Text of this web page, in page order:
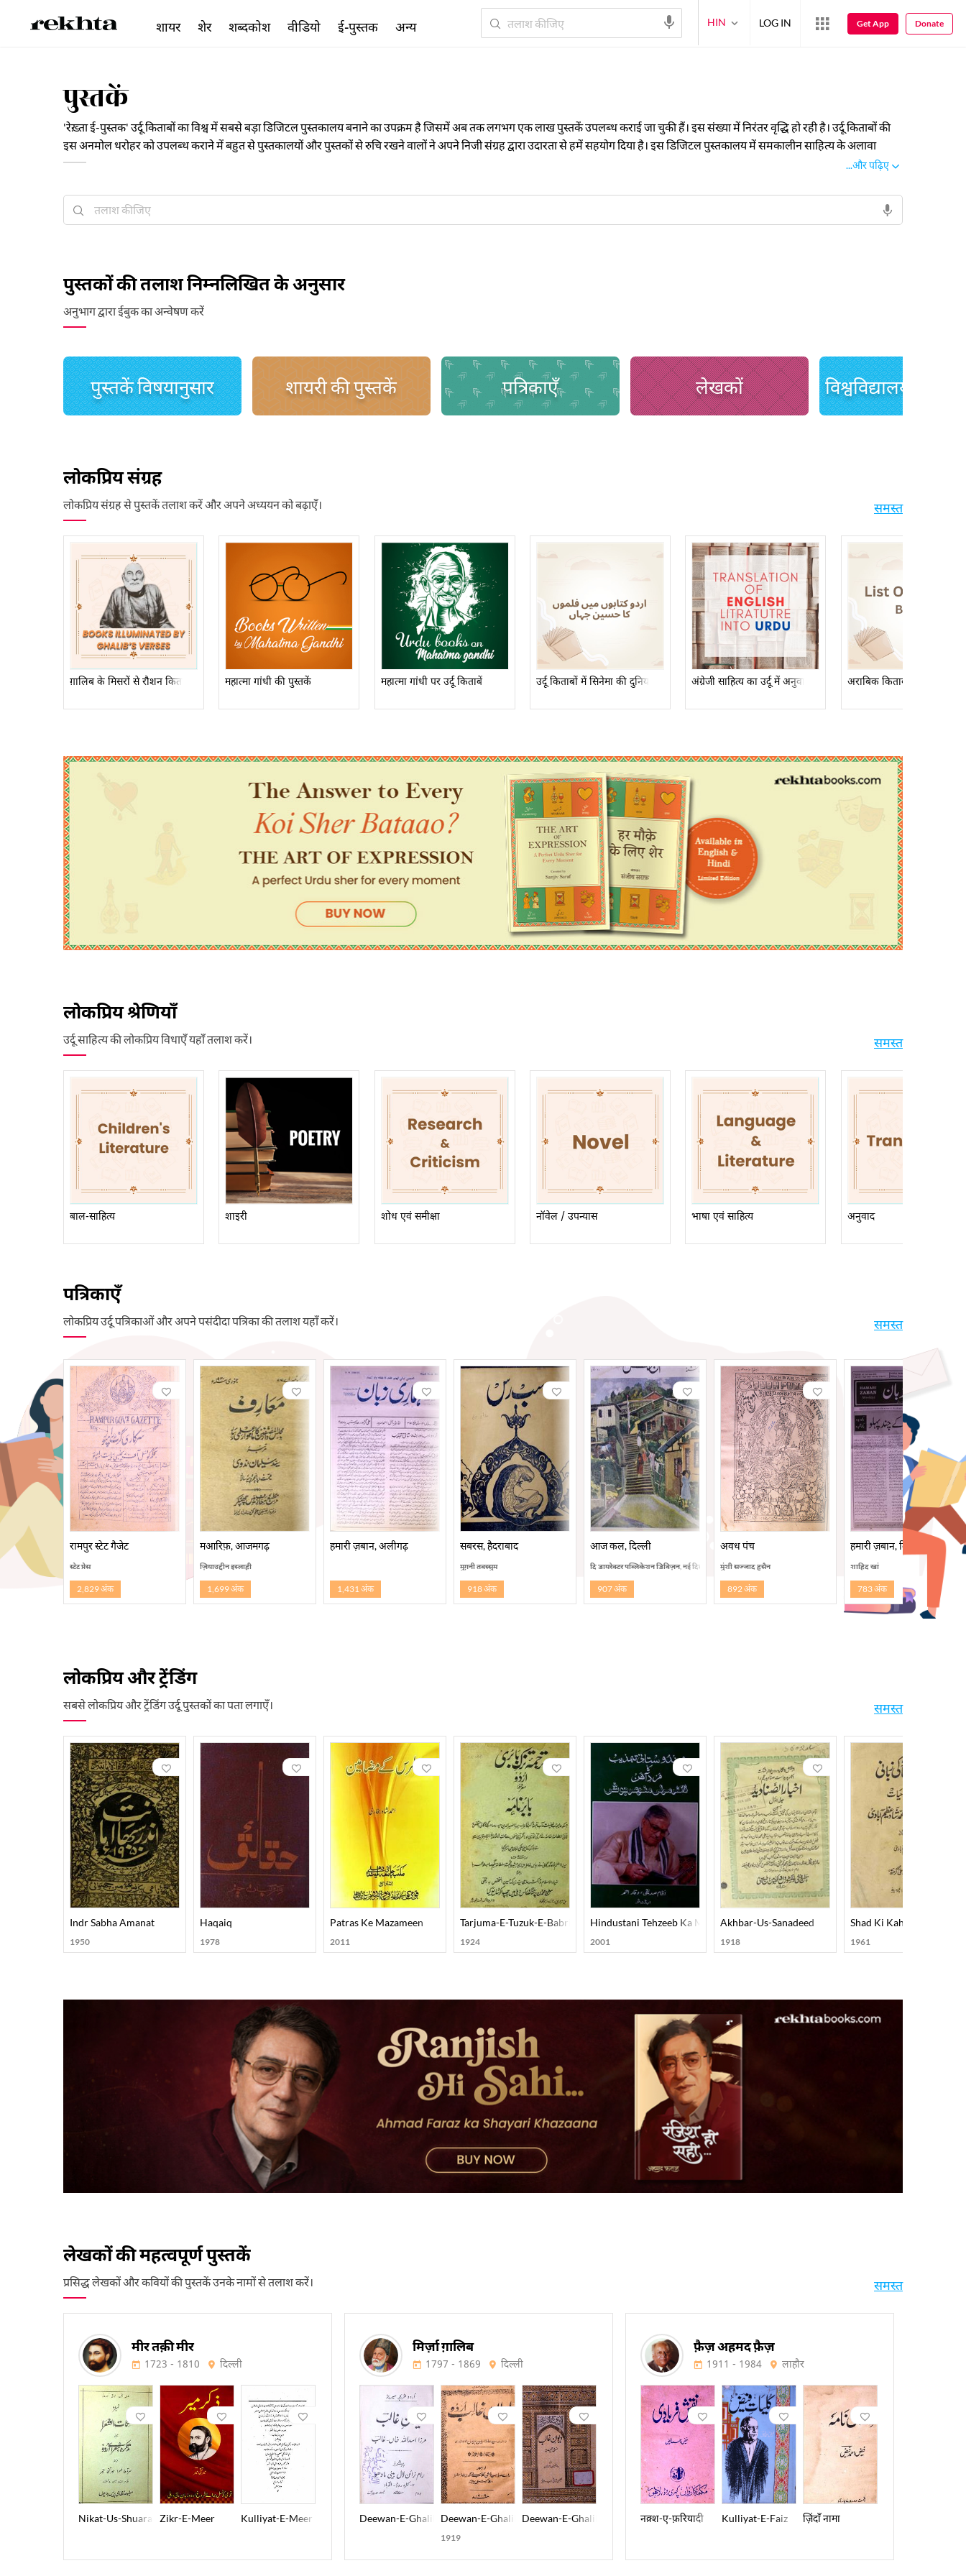
पुस्तकें
'रेख़्ता ई-पुस्तक' उर्दू किताबों का विश्व में सबसे बड़ा डिजिटल पुस्तकालय बनाने का उपक्रम है जिसमें अब तक लगभग एक लाख पुस्तकें उपलब्ध कराई जा चुकी हैं। इस संख्या में निरंतर वृद्धि हो रही है। उर्दू किताबों की
इस अनमोल धरोहर को उपलब्ध कराने में बहुत से पुस्तकालयों और पुस्तकों से रुचि रखने वालों ने अपने निजी संग्रह द्वारा उदारता से हमें सहयोग दिया है। इस डिजिटल पुस्तकालय में समकालीन साहित्य के अलावा
क्लासिक साहित्य का बहुत बड़ा ख़ज़ाना मौजूद है जिसे विषय, काल-क्रम तथा लेखकों के नाम के क्रम से खोजा जा सकता है। आइए हमारे इस मंच से जुड़िए, पुस्तकें पढ़िए और अपने ज्ञान और अध्ययन को विस्तार
...और पढ़िए
पुस्तकों की तलाश निम्नलिखित के अनुसार
अनुभाग द्वारा ईबुक का अन्वेषण करें
पुस्तकें विषयानुसार शायरी की पुस्तकें पत्रिकाएँ लेखकों
लोकप्रिय संग्रह
लोकप्रिय संग्रह से पुस्तकें तलाश करें और अपने अध्ययन को बढ़ाएँ। समस्त
ग़ालिब के मिसरों से रौशन किताबें महात्मा गांधी की पुस्तकें महात्मा गांधी पर उर्दू किताबें उर्दू किताबों में सिनेमा की दुनिया अंग्रेजी साहित्य का उर्दू में अनुवाद अराबिक किताबों कि सूचि
लोकप्रिय श्रेणियाँ
उर्दू साहित्य की लोकप्रिय विधाएँ यहाँ तलाश करें। समस्त
बाल-साहित्य शाइरी शोध एवं समीक्षा नॉवेल / उपन्यास भाषा एवं साहित्य अनुवाद
पत्रिकाएँ
लोकप्रिय उर्दू पत्रिकाओं और अपने पसंदीदा पत्रिका की तलाश यहाँ करें। समस्त
रामपुर स्टेट गैजेट
स्टेट प्रेस
2,829 अंक
मआरिफ़, आजमगढ़
ज़ियाउद्दीन इस्लाही
1,699 अंक
हमारी ज़बान, अलीगढ़
1,431 अंक
सबरस, हैदराबाद
मुग़नी तबस्सुम
918 अंक
आज कल, दिल्ली
दि डायरेक्टर पब्लिकेशन डिविज़न, नई दिल्ली
907 अंक
अवध पंच
मुंशी सज्जाद हुसैन
892 अंक
हमारी ज़बान, दिल्ली
शाहिद खां
783 अंक
लोकप्रिय और ट्रेंडिंग
सबसे लोकप्रिय और ट्रेंडिंग उर्दू पुस्तकों का पता लगाएँ। समस्त
Indr Sabha Amanat
1950
Haqaiq
1978
Patras Ke Mazameen
2011
Tarjuma-E-Tuzuk-E-Babri Urdu
1924
Hindustani Tehzeeb Ka Mard-E-Aahan Doctor Murli Manohar Joshi
2001
Akhbar-Us-Sanadeed
1918
Shad Ki Kahani Shad Ki
1961
लेखकों की महत्वपूर्ण पुस्तकें
प्रसिद्ध लेखकों और कवियों की पुस्तकें उनके नामों से तलाश करें। समस्त
मीर तक़ी मीर
1723 - 1810 दिल्ली
Nikat-Us-Shuara Zikr-E-Meer Kulliyat-E-Meer Taqi Meer
मिर्ज़ा ग़ालिब
1797 - 1869 दिल्ली
Deewan-E-Ghalib Deewan-E-Ghalib Urdu
1919
Deewan-E-Ghalib Nuskha-E-Hamidya
फ़ैज़ अहमद फ़ैज़
1911 - 1984 लाहौर
नक़्श-ए-फ़रियादी Kulliyat-E-Faiz ज़िंदाँ नामा
शायर शेर शब्दकोश वीडियो ई-पुस्तक अन्य HIN LOG IN Get App Donate